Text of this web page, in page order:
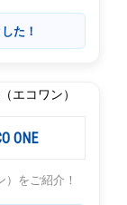
た！
ONE
をご紹介！